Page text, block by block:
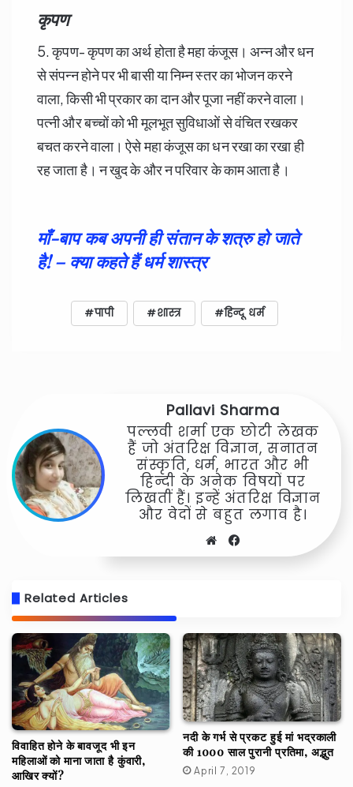
कृपण
5. कृपण- कृपण का अर्थ होता है महा कंजूस। अन्न और धन
से संपन्न होने पर भी बासी या निम्न स्तर का भोजन करने
वाला, किसी भी प्रकार का दान और पूजा नहीं करने वाला।
पत्नी और बच्चों को भी मूलभूत सुविधाओं से वंचित रखकर
बचत करने वाला। ऐसे महा कंजूस का धन रखा का रखा ही
रह जाता है। न खुद के और न परिवार के काम आता है।
माँ-बाप कब अपनी ही संतान के शत्रु हो जाते
है! – क्या कहते हैं धर्म शास्त्र
पापी शास्त्र हिन्दू धर्म
Pallavi Sharma
पल्लवी शर्मा एक छोटी लेखक
हैं जो अंतरिक्ष विज्ञान, सनातन
संस्कृति, धर्म, भारत और भी
हिन्दी के अनेक विषयों पर
लिखतीं हैं। इन्हें अंतरिक्ष विज्ञान
और वेदों से बहुत लगाव है।
Website
Related Articles
विवाहित होने के बावजूद भी इन
महिलाओं को माना जाता है कुंवारी,
आखिर क्यों?
नदी के गर्भ से प्रकट हुई मां भद्रकाली
की 1000 साल पुरानी प्रतिमा, अद्भुत
April 7, 2019